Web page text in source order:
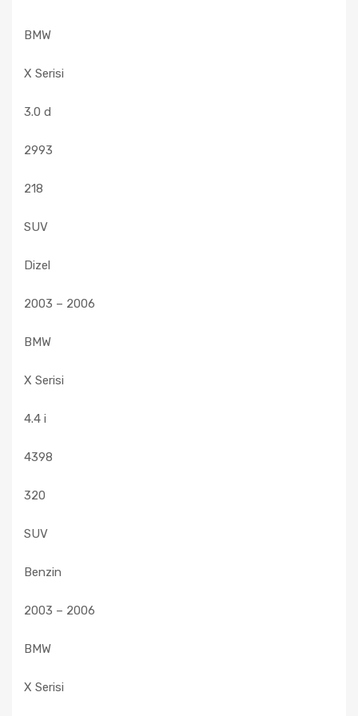
BMW
X Serisi
3.0 d
2993
218
SUV
Dizel
2003 – 2006
BMW
X Serisi
4.4 i
4398
320
SUV
Benzin
2003 – 2006
BMW
X Serisi